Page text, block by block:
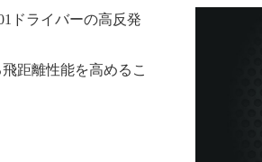
ドライバーの高反発
距離性能を高めるこ